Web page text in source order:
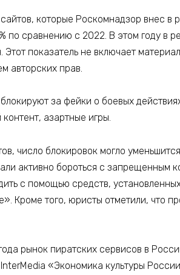
которые Роскомнадзор внес
по сравнению с 2022. В этом году в
Этот показатель не включает
авторских прав.
за фейки о боевых
азартные игры.
число блокировок могло
активно бороться с запрещенным
с помощью средств,
Кроме того, юристы отметили, что
рынок пиратских сервисов в
«Экономика культуры